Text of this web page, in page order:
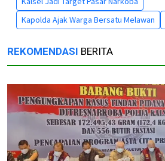
Kapolda Ajak Warga Bersatu Melawan
REKOMENDASI BERITA